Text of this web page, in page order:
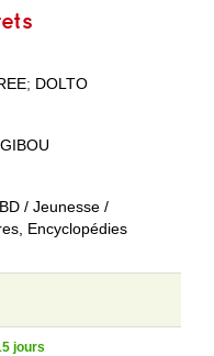
; DOLTO
/ Jeunesse /
Encyclopédies
jours